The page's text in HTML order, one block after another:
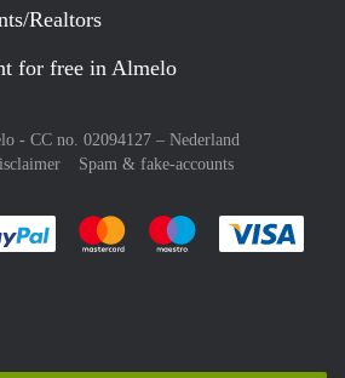
Realtors
for free in Almelo
- CC no. 02094127 – Nederland
Spam & fake-accounts
Pay easily with :payment method
Pay easily with :payment
Pay easily with